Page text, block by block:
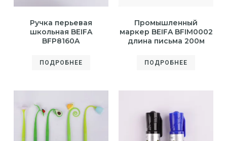
Ручка перьевая
школьная BEIFA
BFP8160A
ПОДРОБНЕЕ
Промышленный
маркер BEIFA BFIM0002
длина письма 200м
ПОДРОБНЕЕ